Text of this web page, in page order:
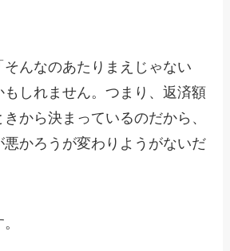
そんなのあたりまえじゃない
もしれません。つまり、返済額
から決まっているのだから、
かろうが変わりようがないだ